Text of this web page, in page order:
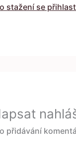
stažení se
přidávání